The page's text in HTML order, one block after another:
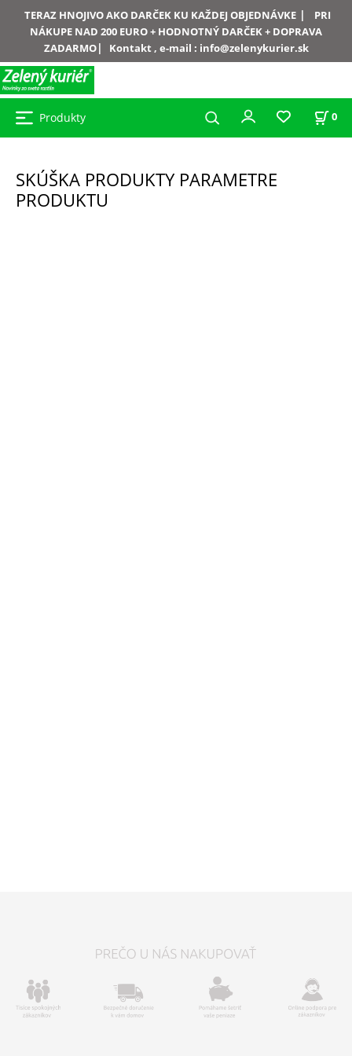
TERAZ HNOJIVO AKO DARČEK KU KAŽDEJ OBJEDNÁVKE|
PRI
NÁKUPE NAD 200 EURO + HODNOTNÝ DARČEK + DOPRAVA
ZADARMO| Kontakt , e-mail : info@zelenykurier.sk
Produkty 0
SKÚŠKA PRODUKTY PARAMETRE
PRODUKTU